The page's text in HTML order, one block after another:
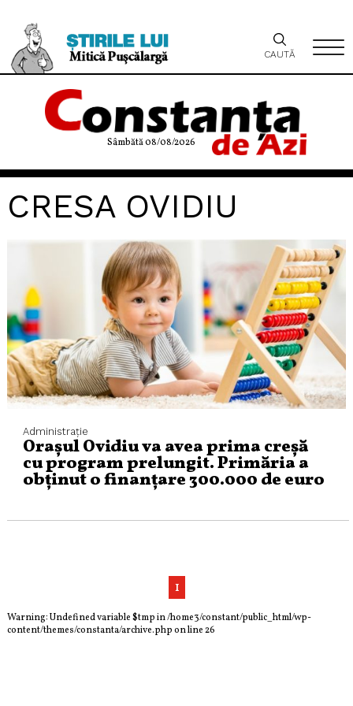
Sâmbătă 08/08/2026
CAUTĂ
CRESA OVIDIU
Administraţie
Orașul Ovidiu va avea prima creșă
cu program prelungit. Primăria a
obținut o finanțare 300.000 de euro
1
Warning: Undefined variable $tmp in/home3/constant/public_html/wp-
content/themes/constanta/archive.phpon line26